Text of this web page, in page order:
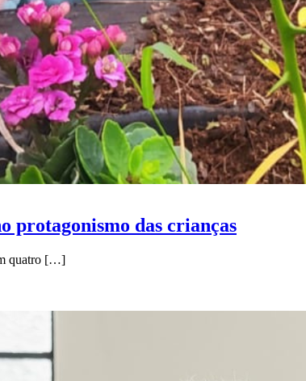
protagonismo das crianças
quatro […]